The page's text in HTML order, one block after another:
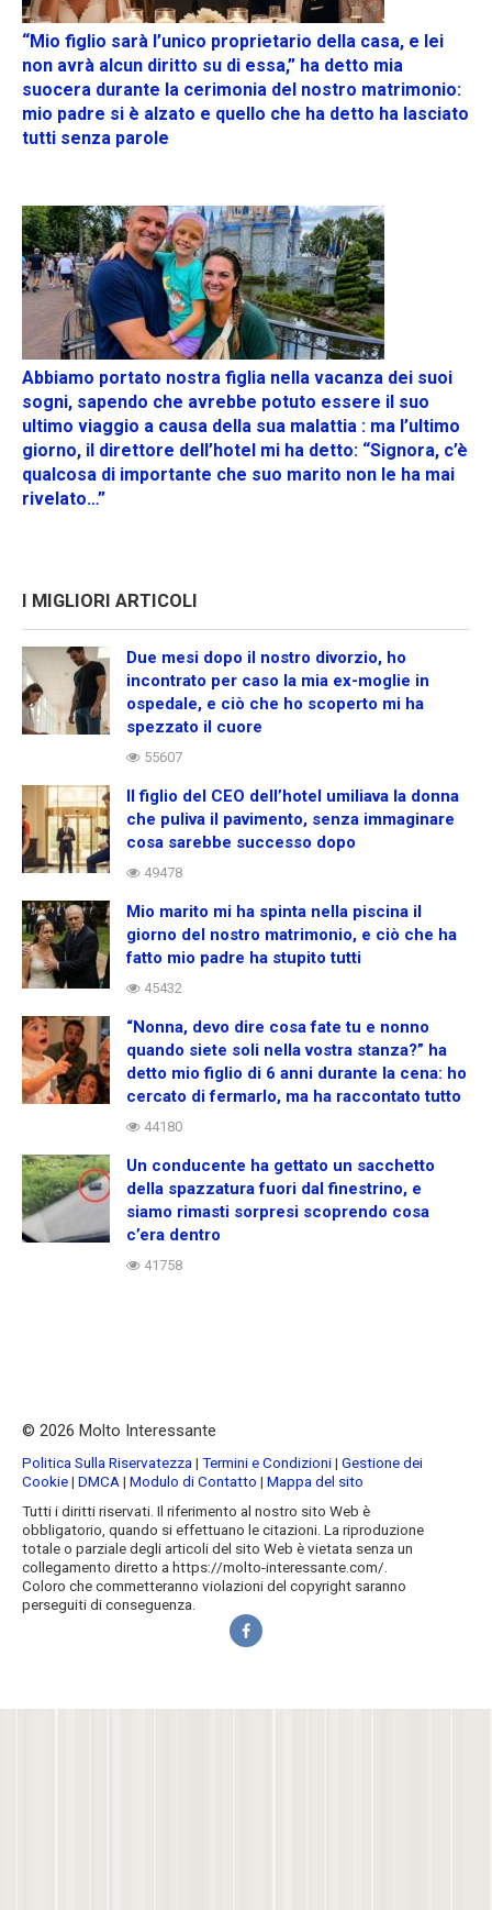
“Mio figlio sarà l’unico proprietario della casa, e lei
non avrà alcun diritto su di essa,” ha detto mia
suocera durante la cerimonia del nostro matrimonio:
mio padre si è alzato e quello che ha detto ha lasciato
tutti senza parole
Abbiamo portato nostra figlia nella vacanza dei suoi
sogni, sapendo che avrebbe potuto essere il suo
ultimo viaggio a causa della sua malattia : ma l’ultimo
giorno, il direttore dell’hotel mi ha detto: “Signora, c’è
qualcosa di importante che suo marito non le ha mai
rivelato…”
I MIGLIORI ARTICOLI
Due mesi dopo il nostro divorzio, ho
incontrato per caso la mia ex-moglie in
ospedale, e ciò che ho scoperto mi ha
spezzato il cuore
55607
Il figlio del CEO dell’hotel umiliava la donna
che puliva il pavimento, senza immaginare
cosa sarebbe successo dopo
49478
Mio marito mi ha spinta nella piscina il
giorno del nostro matrimonio, e ciò che ha
fatto mio padre ha stupito tutti
45432
“Nonna, devo dire cosa fate tu e nonno
quando siete soli nella vostra stanza?” ha
detto mio figlio di 6 anni durante la cena: ho
cercato di fermarlo, ma ha raccontato tutto
44180
Un conducente ha gettato un sacchetto
della spazzatura fuori dal finestrino, e
siamo rimasti sorpresi scoprendo cosa
c’era dentro
41758
© 2026 Molto Interessante
Politica Sulla Riservatezza | Termini e Condizioni| Gestione dei
Cookie| DMCA | Modulo di Contatto | Mappa del sito
Tutti i diritti riservati. Il riferimento al nostro sito Web è
obbligatorio, quando si effettuano le citazioni. La riproduzione
totale o parziale degli articoli del sito Web è vietata senza un
collegamento diretto a https://molto-interessante.com/.
Coloro che commetteranno violazioni del copyright saranno
perseguiti di conseguenza.